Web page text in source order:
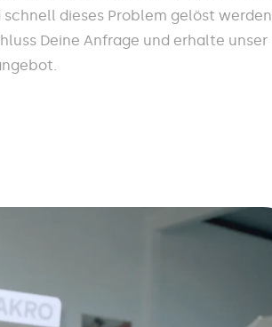
dieses Problem gelöst werden
Deine Anfrage und erhalte unser